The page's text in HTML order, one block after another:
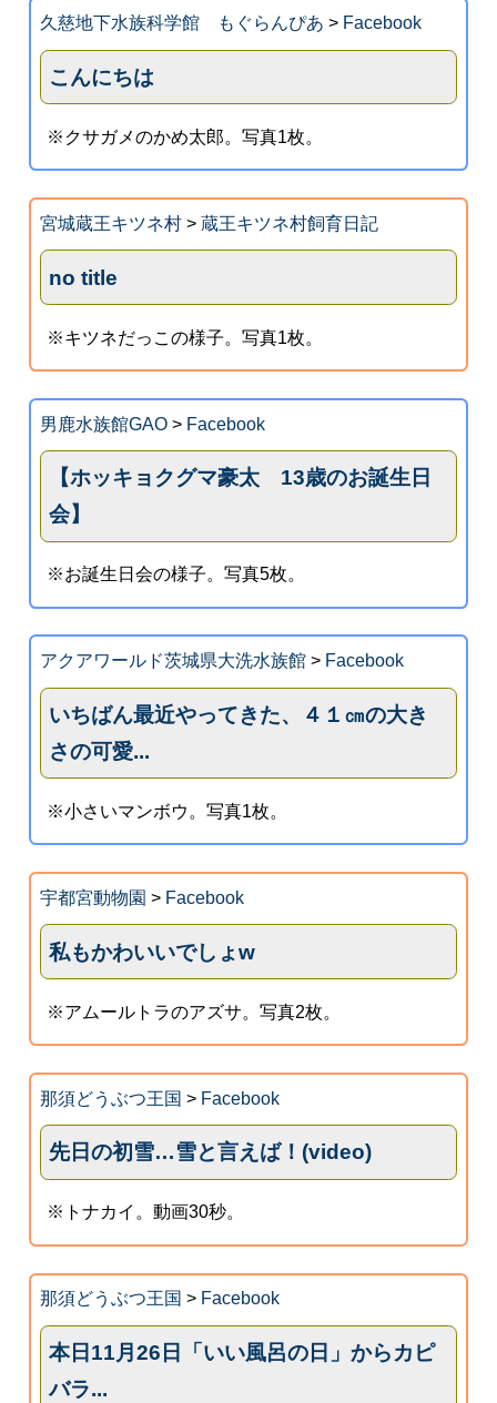
久慈地下水族科学館 もぐらんぴあ > Facebook
こんにちは
※クサガメのかめ太郎。写真1枚。
宮城蔵王キツネ村> 蔵王キツネ村飼育日記
no title
※キツネだっこの様子。写真1枚。
男鹿水族館GAO> Facebook
【ホッキョクグマ豪太 13歳のお誕生日
会】
※お誕生日会の様子。写真5枚。
アクアワールド茨城県大洗水族館> Facebook
いちばん最近やってきた、４１㎝の大き
さの可愛...
※小さいマンボウ。写真1枚。
宇都宮動物園 > Facebook
私もかわいいでしょw
※アムールトラのアズサ。写真2枚。
那須どうぶつ王国 > Facebook
先日の初雪…雪と言えば！(video)
※トナカイ。動画30秒。
那須どうぶつ王国 > Facebook
本日11月26日「いい風呂の日」からカピ
バラ...